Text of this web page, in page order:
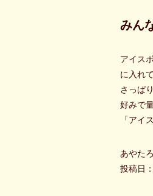
みん
アイス
に入れ
さっぱ
好みで
「アイ
あやた
投稿日